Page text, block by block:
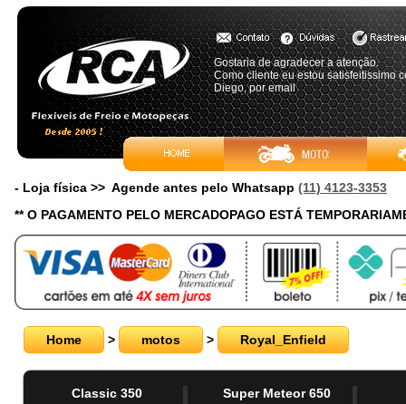
Gostaria de agradecer a atenção.
Como cliente eu estou satisfeitissimo
Diego, por email
- Loja física >> Agende antes pelo Whatsapp (11) 4123-3353
** O PAGAMENTO PELO MERCADOPAGO ESTÁ
Home > motos > Royal_Enfield
Classic 350 Super Meteor 650